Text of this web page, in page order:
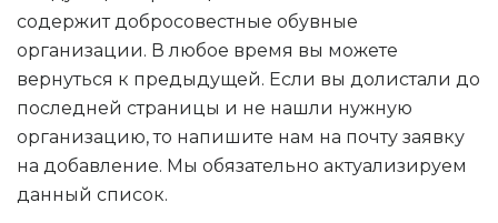
содержит добросовестные обувные
организации. В любое время вы можете
вернуться к предыдущей. Если вы долистали до
последней страницы и не нашли нужную
организацию, то напишите нам на почту заявку
на добавление. Мы обязательно актуализируем
данный список.